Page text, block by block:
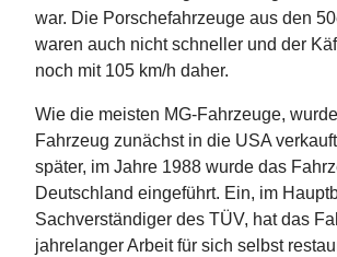
war. Die Porschefahrzeuge aus den
waren auch nicht schneller und der
noch mit 105 km/h daher.
Wie die meisten MG-Fahrzeuge,
Fahrzeug zunächst in die USA
später, im Jahre 1988 wurde das
Deutschland eingeführt. Ein, im
Sachverständiger des TÜV, hat das
jahrelanger Arbeit für sich selbst